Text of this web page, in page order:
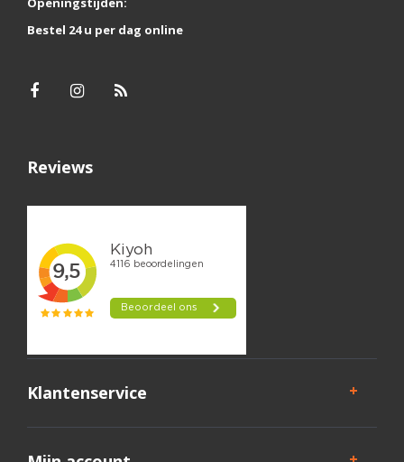
Bestel 24 u per dag online
Reviews
Klantenservice